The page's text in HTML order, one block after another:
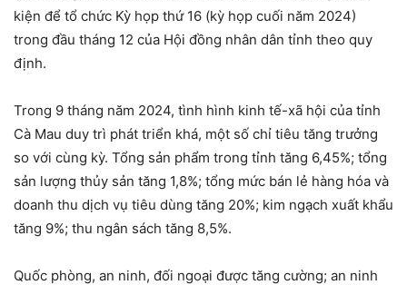
kiện để tổ chức Kỳ họp thứ 16 (kỳ họp cuối năm 2024)
trong đầu tháng 12 của Hội đồng nhân dân tỉnh theo quy
định.
Trong 9 tháng năm 2024, tình hình kinh tế-xã hội của tỉnh
Cà Mau duy trì phát triển khá, một số chỉ tiêu tăng trưởng
so với cùng kỳ. Tổng sản phẩm trong tỉnh tăng 6,45%; tổng
sản lượng thủy sản tăng 1,8%; tổng mức bán lẻ hàng hóa và
doanh thu dịch vụ tiêu dùng tăng 20%; kim ngạch xuất khẩu
tăng 9%; thu ngân sách tăng 8,5%.
Quốc phòng, an ninh, đối ngoại được tăng cường; an ninh